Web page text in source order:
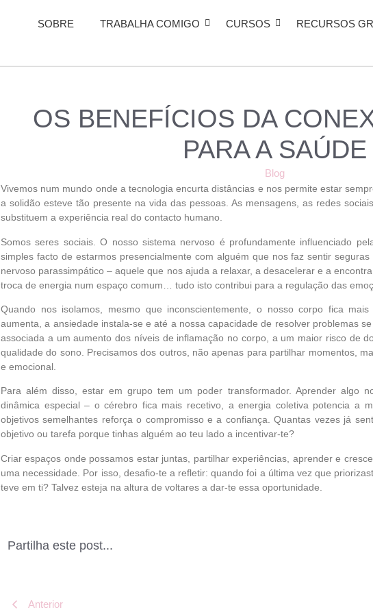
SOBRE TRABALHA COMIGO CURSOS RECURSOS
OS BENEFÍCIOS DA
PARA A SAÚDE
Blog
Vivemos num mundo onde a tecnologia encurta distâncias e nos permite estar
a solidão esteve tão presente na vida das pessoas. As mensagens, as redes
substituem a experiência real do contacto humano.
Somos seres sociais. O nosso sistema nervoso é profundamente influenciado
simples facto de estarmos presencialmente com alguém que nos faz sentir
nervoso parassimpático – aquele que nos ajuda a relaxar, a desacelerar e a
troca de energia num espaço comum… tudo isto contribui para a regulação das
Quando nos isolamos, mesmo que inconscientemente, o nosso corpo fica
aumenta, a ansiedade instala-se e até a nossa capacidade de resolver problemas
associada a um aumento dos níveis de inflamação no corpo, a um maior risco de
qualidade do sono. Precisamos dos outros, não apenas para partilhar momentos,
e emocional.
Para além disso, estar em grupo tem um poder transformador. Aprender algo
dinâmica especial – o cérebro fica mais recetivo, a energia coletiva potencia a
objetivos semelhantes reforça o compromisso e a confiança. Quantas vezes já
objetivo ou tarefa porque tinhas alguém ao teu lado a incentivar-te?
Criar espaços onde possamos estar juntas, partilhar experiências, aprender e
uma necessidade. Por isso, desafio-te a refletir: quando foi a última vez que
teve em ti? Talvez esteja na altura de voltares a dar-te essa oportunidade.
Partilha este post...
Anterior